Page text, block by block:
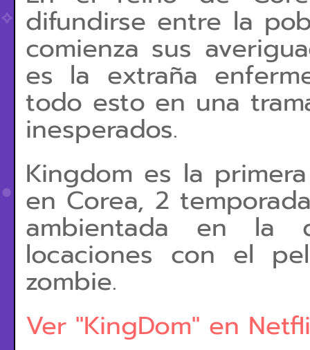
difundirse entre la
comienza sus
es la extraña
todo esto en una
inesperados.
Kingdom es la
en Corea, 2
ambientada en la
locaciones con el
zombie.
Ver "KingDom" en